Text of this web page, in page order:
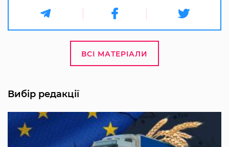
ВСІ МАТЕРІАЛИ
Вибір редакції